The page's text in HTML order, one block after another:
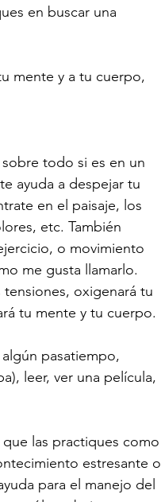
en buscar una
mente y a tu cuerpo,
sobre todo si es en un
ayuda a despejar tu
en el paisaje, los
etc. También
o movimiento
me gusta llamarlo.
tensiones, oxigenará tu
tu mente y tu cuerpo.
pasatiempo,
leer, ver una película,
las practiques como
estresante o
para el manejo del